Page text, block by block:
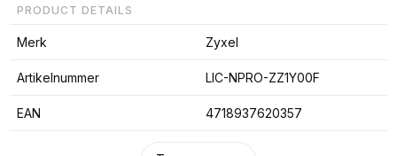
PRODUCT DETAILS
Merk Zyxel
Artikelnummer LIC-NPRO-ZZ1Y00F
EAN 4718937620357